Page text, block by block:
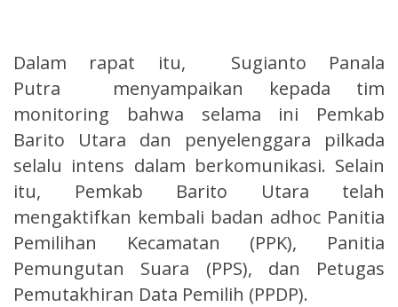
Dalam rapat itu, Sugianto Panala
Putra menyampaikan kepada tim
monitoring bahwa selama ini Pemkab
Barito Utara dan penyelenggara pilkada
selalu intens dalam berkomunikasi. Selain
itu, Pemkab Barito Utara telah
mengaktifkan kembali badan adhoc Panitia
Pemilihan Kecamatan (PPK), Panitia
Pemungutan Suara (PPS), dan Petugas
Pemutakhiran Data Pemilih (PPDP).